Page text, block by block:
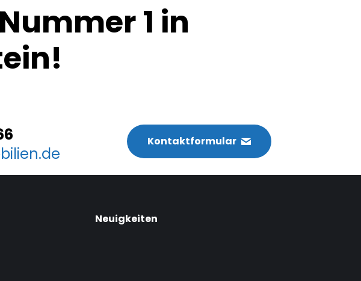
1 in
Kontaktformular
Neuigkeiten